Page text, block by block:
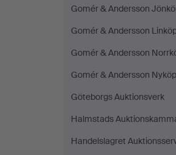
Gomér & Andersson
Gomér & Andersson
Gomér & Andersson
Gomér & Andersson
Göteborgs Auktionsverk
Halmstads
Handelslagret